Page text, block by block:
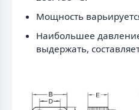
Мощность
Наибольшее
выдержать,